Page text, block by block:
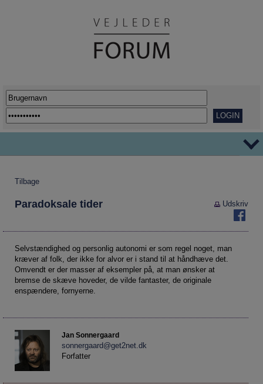
Overgange
Udflytning af uddannelser
Social retfærdighed
Netværk
Vejledningsindsatsen under corona
Professioner under pres
REPORTAGER
KORT OG GODT
OM VEJLEDERFORUM
Abonnement
Tilbage
Paradoksale tider Udskriv
Selvstændighed og personlig autonomi er som regel noget, man
kræver af folk, der ikke for alvor er i stand til at håndhæve det.
Omvendt er der masser af eksempler på, at man ønsker at
bremse de skæve hoveder, de vilde fantaster, de originale
enspændere, fornyerne.
Jan Sonnergaard
sonnergaard@get2net.dk
Forfatter